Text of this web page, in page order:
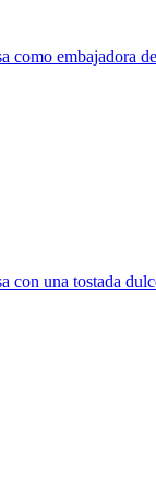
como embajadora
con una tostada